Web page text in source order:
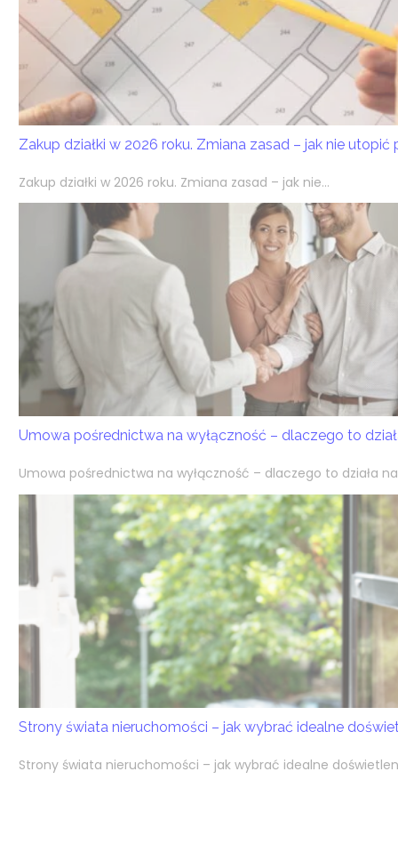
Zakup działki w 2026 roku. Zmiana zasad – jak nie utopić
Zakup działki w 2026 roku. Zmiana zasad – jak nie...
Umowa pośrednictwa na wyłączność – dlaczego to
Umowa pośrednictwa na wyłączność – dlaczego to działa
Strony świata nieruchomości – jak wybrać idealne
Strony świata nieruchomości – jak wybrać idealne